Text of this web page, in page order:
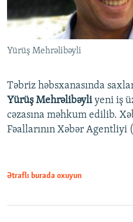
Yürüş Mehrəlibəyli
Təbriz həbsxanasında
Yürüş Mehrəlibəyliyeni iş
cəzasına məhkum edilib.
Fəallarının Xəbər Agentliyi (
Ətraflı burada oxuyun